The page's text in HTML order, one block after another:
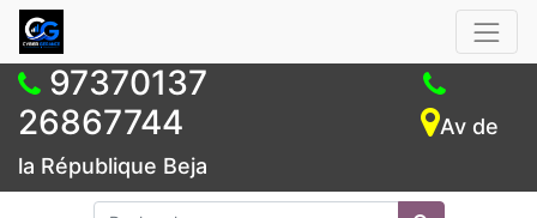
97370137
26867744
Av de
la République Beja